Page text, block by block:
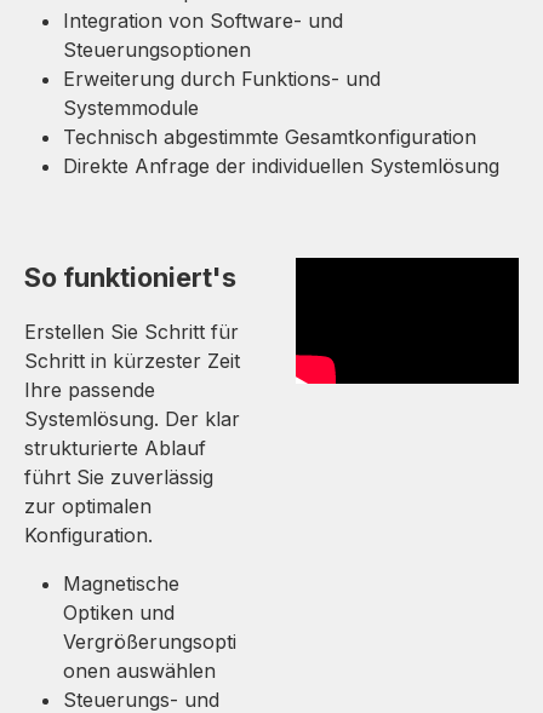
Integration von Software- und
Steuerungsoptionen
Erweiterung durch Funktions- und
Systemmodule
Technisch abgestimmte Gesamtkonfiguration
Direkte Anfrage der individuellen Systemlösung
So funktioniert's
Erstellen Sie Schritt für
Schritt in kürzester Zeit
Ihre passende
Systemlösung. Der klar
strukturierte Ablauf
führt Sie zuverlässig
zur optimalen
Konfiguration.
Magnetische
Optiken und
Vergrößerungsopti
onen auswählen
Steuerungs- und